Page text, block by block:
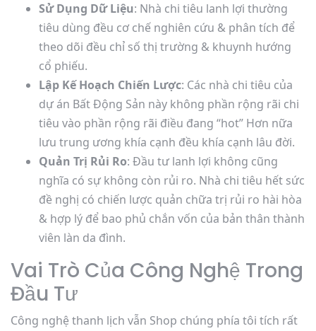
Sử Dụng Dữ Liệu: Nhà chi tiêu lanh lợi thường
tiêu dùng đều cơ chế nghiên cứu & phân tích để
theo dõi đều chỉ số thị trường & khuynh hướng
cổ phiếu.
Lập Kế Hoạch Chiến Lược: Các nhà chi tiêu của
dự án Bất Động Sản này không phần rộng rãi chi
tiêu vào phần rộng rãi điều đang “hot” Hơn nữa
lưu trung ương khía cạnh đều khía cạnh lâu đời.
Quản Trị Rủi Ro: Đầu tư lanh lợi không cũng
nghĩa có sự không còn rủi ro. Nhà chi tiêu hết sức
đề nghị có chiến lược quản chữa trị rủi ro hài hòa
& hợp lý để bao phủ chắn vốn của bản thân thành
viên làn da đình.
Vai Trò Của Công Nghệ Trong
Đầu Tư
Công nghệ thanh lịch vẫn Shop chúng phía tôi tích rất